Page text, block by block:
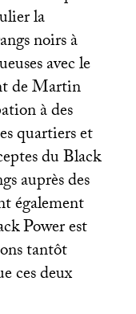
la
noirs à
avec le
de Martin
à des
quartiers et
du Black
auprès des
également
Power est
tantôt
ces deux